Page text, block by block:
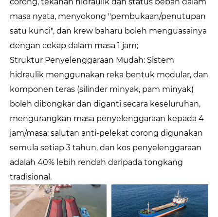
masa nyata, menyokong "pembukaan/penutupan
satu kunci", dan krew baharu boleh menguasainya
dengan cekap dalam masa 1 jam;
Struktur Penyelenggaraan Mudah: Sistem
hidraulik menggunakan reka bentuk modular, dan
komponen teras (silinder minyak, pam minyak)
boleh dibongkar dan diganti secara keseluruhan,
mengurangkan masa penyelenggaraan kepada 4
jam/masa; salutan anti-pelekat corong digunakan
semula setiap 3 tahun, dan kos penyelenggaraan
adalah 40% lebih rendah daripada tongkang
tradisional.